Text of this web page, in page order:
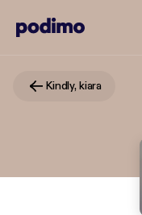
Kindly, kiara